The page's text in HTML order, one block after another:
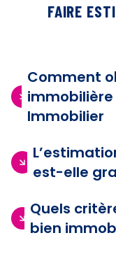
FAIRE
Comment
immobilière
Immobilier
est-elle
Quels
bien